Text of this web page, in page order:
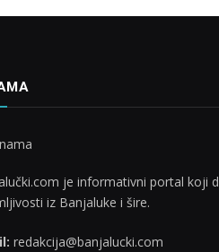
je informativni portal koji
iz Banjaluke i šire.
redakcija@banjalucki.com